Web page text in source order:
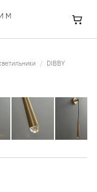
DIBBY